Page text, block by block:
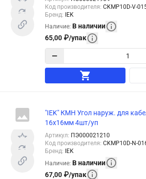
Код производителя: CKMP10D-V-
Бренд: IEK
Наличие: В наличии
65,00 ₽/упак
−
"IEK" КМН Угол наруж. для
16x16мм 4шт/уп
Артикул: ПЭ000021210
Код производителя: CKMP10D-N-
Бренд:
IEK
Наличие: В наличии
67,00 ₽/упак